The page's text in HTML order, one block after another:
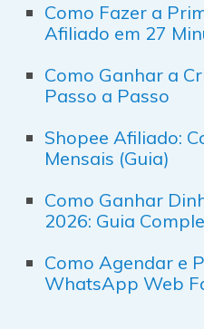
Como Fazer a
Afiliado em 27
Como Ganhar a
Passo a Passo
Shopee Afiliado:
Mensais (Guia)
Como Ganhar
2026: Guia
Como Agendar e
WhatsApp Web